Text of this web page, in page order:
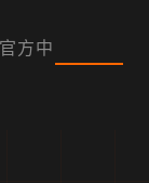
方中